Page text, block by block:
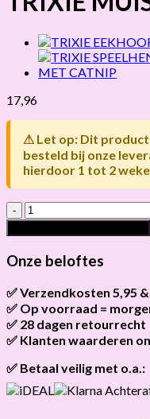
17,96
⚠ Let op: Dit
besteld bij onze
hierdoor 1 tot 2
TRIXIE
MUIS
PAPIERVEZEL
hoeveelheid
Onze beloftes
✅ Verzendkosten 5,95 &
Brievenbus
bestellingen v.a. 45,00
✅ Op voorraad =
Als het product op
hetvandaag nog
✅ 28 dagen retourrecht
Niet tevreden? Geen
✅ Klanten waarderen
✅ Betaal veilig met o.a.: